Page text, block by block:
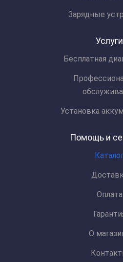
Зарядные
Услуги
Бесплатная
Установка
Помощь и
Оплата
О